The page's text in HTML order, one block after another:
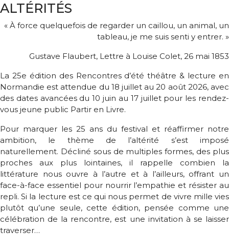
ALTÉRITÉS
« À force quelquefois de regarder un caillou, un animal, un
tableau, je me suis senti y entrer. »
Gustave Flaubert, Lettre à Louise Colet, 26 mai 1853
La 25e édition des Rencontres d’été théâtre & lecture en
Normandie est attendue du 18 juillet au 20 août 2026, avec
des dates avancées du 10 juin au 17 juillet pour les rendez-
vous jeune public Partir en Livre.
Pour marquer les 25 ans du festival et réaffirmer notre
ambition, le thème de l’altérité s’est imposé
naturellement. Décliné sous de multiples formes, des plus
proches aux plus lointaines, il rappelle combien la
littérature nous ouvre à l’autre et à l’ailleurs, offrant un
face-à-face essentiel pour nourrir l’empathie et résister au
repli. Si la lecture est ce qui nous permet de vivre mille vies
plutôt qu’une seule, cette édition, pensée comme une
célébration de la rencontre, est une invitation à se laisser
traverser…